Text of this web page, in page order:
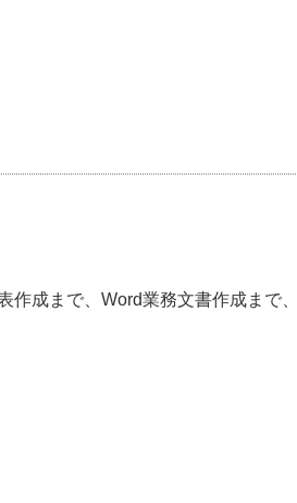
成まで、Word業務文書作成まで